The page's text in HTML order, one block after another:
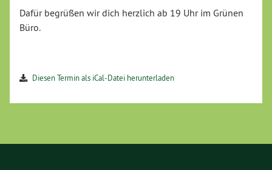
Dafür begrüßen wir dich herzlich ab 19 Uhr im Grünen
Büro.
Diesen Termin als iCal-Datei herunterladen